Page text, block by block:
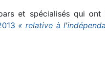
et spécialisés qui
« relative à